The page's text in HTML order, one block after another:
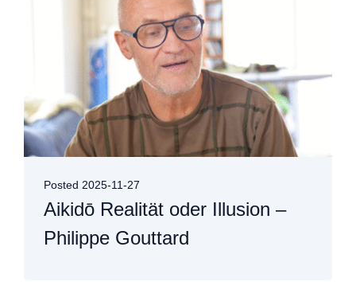
Posted 2025-11-27
Aikidō Realität oder Illusion –
Philippe Gouttard